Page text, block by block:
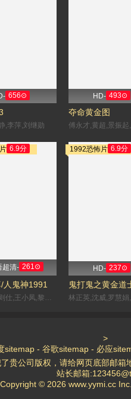
656⊙
,李萍,刘继勋
HD- 493⊙
夺命黄金图
傅永才,黄超,景振起
6.9分
超清- 261⊙
人鬼神1991
林正英,郑则仕,王小凤,黎姿,金十二,陈龙,钟发
1992恐怖片 6.9分
HD- 237⊙
>
sitemap- 谷歌sitemap- 必应
贵公司版权，请给网页底部邮箱
站长邮箱
Copyright © 2026 www.yymi.cc Inc.